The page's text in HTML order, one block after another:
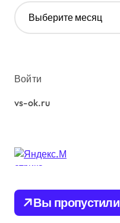
А
р
ы
Войти
vs-ok.ru
Вы пропустили